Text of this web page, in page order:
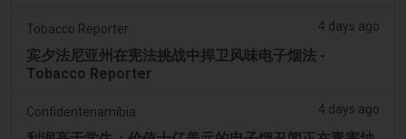
Tobacco Reporter 4 days ago
宾夕法尼亚州在宪法挑战中捍卫风味电子烟法 -
Tobacco Reporter
Confidentenamibia 4 days ago